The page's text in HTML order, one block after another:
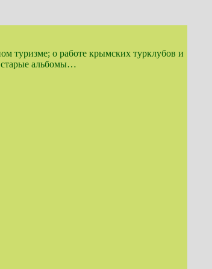
туризме; о работе крымских турклубов и
старые альбомы…